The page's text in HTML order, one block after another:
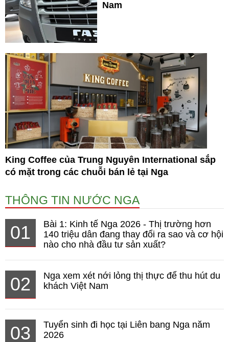
Nam
King Coffee của Trung Nguyên International sắp
có mặt trong các chuỗi bán lẻ tại Nga
THÔNG TIN NƯỚC NGA
01
Bài 1: Kinh tế Nga 2026 - Thị trường hơn
140 triệu dân đang thay đổi ra sao và cơ hội
nào cho nhà đầu tư sản xuất?
02
Nga xem xét nới lỏng thị thực để thu hút du
khách Việt Nam
03
Tuyển sinh đi học tại Liên bang Nga năm
2026